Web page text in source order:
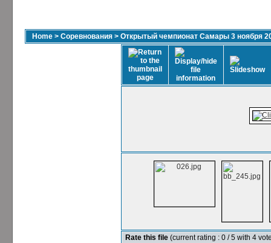
Home > Соревнования > Открытый чемпионат Самары 3 ноября
Rate this file (current rating : 0 / 5 with 4